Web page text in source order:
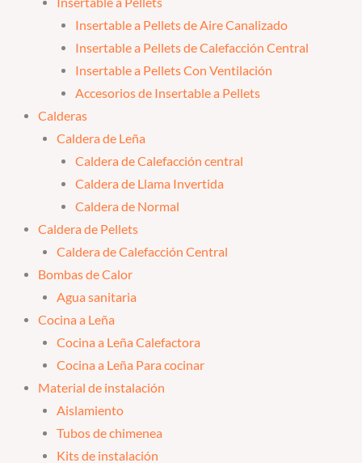
Insertable a Pellets de Aire Canalizado
Insertable a Pellets de Calefacción Central
Insertable a Pellets Con Ventilación
Accesorios de Insertable a Pellets
Calderas
Caldera de Leña
Caldera de Calefacción central
Caldera de Llama Invertida
Caldera de Normal
Caldera de Pellets
Caldera de Calefacción Central
Bombas de Calor
Agua sanitaria
Cocina a Leña
Cocina a Leña Calefactora
Cocina a Leña Para cocinar
Material de instalación
Aislamiento
Tubos de chimenea
Kits de instalación